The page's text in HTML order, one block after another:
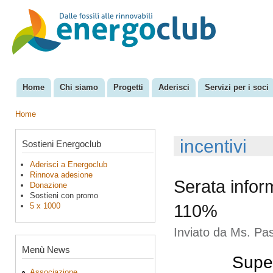
EnergoClub
per la
riconversione
del sistema
Menu principale
Home Chi siamo Progetti Aderisci Servizi per i soci
Home
Sostieni Energoclub
Aderisci a Energoclub
Rinnova adesione
Donazione
Sostieni con promo
5 x 1000
Menù News
incentivi
Serata
110%
Inviato da Ms.